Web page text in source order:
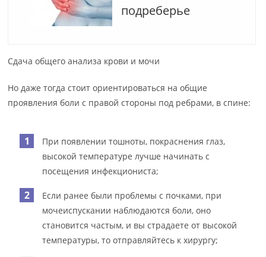
подреберье
Сдача общего анализа крови и мочи
Но даже тогда стоит ориентироваться на общие
проявления боли с правой стороны под ребрами, в спине:
При появлении тошноты, покраснения глаз,
высокой температуре лучше начинать с
посещения инфекциониста;
Если ранее были проблемы с почками, при
мочеиспускании наблюдаются боли, оно
становится частым, и вы страдаете от высокой
температуры, то отправляйтесь к хирургу;